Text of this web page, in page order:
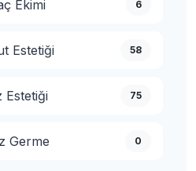
Ekimi 6
Estetiği 58
Estetiği 75
Germe 0